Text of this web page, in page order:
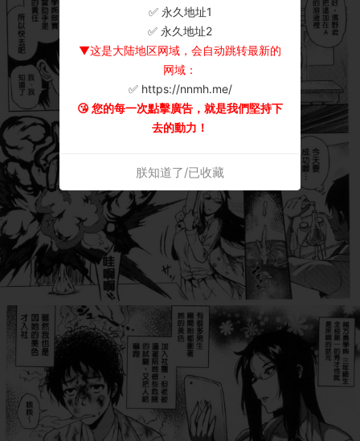
✅ 永久地址1
✅ 永久地址2
▼这是大陆地区网域，会自动跳转最新的
网域：
✅ https://nnmh.me/
😘 您的每一次點擊廣告，就是我們堅持下
去的動力！
朕知道了/已收藏